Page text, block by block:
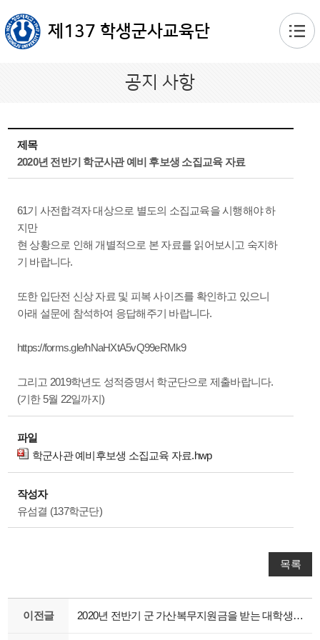
제137 학생군사교육단
공지 사항
제목
2020년 전반기 학군사관 예비 후보생 소집교육 자료
61기 사전합격자 대상으로 별도의 소집교육을 시행해야 하
지만
현 상황으로 인해 개별적으로 본 자료를 읽어보시고 숙지하
기 바랍니다.
또한 입단전 신상 자료 및 피복 사이즈를 확인하고 있으니
아래 설문에 참석하여 응답해주기 바랍니다.
https://forms.gle/hNaHXtA5vQ99eRMk9
그리고 2019학년도 성적증명서 학군단으로 제출바랍니다.
(기한 5월 22일까지)
파일
학군사관 예비후보생 소집교육 자료.hwp
작성자
유섬결 (137학군단)
목록
이전글 2020년 전반기 군 가산복무지원금을 받는 대학생 소집교육 자료